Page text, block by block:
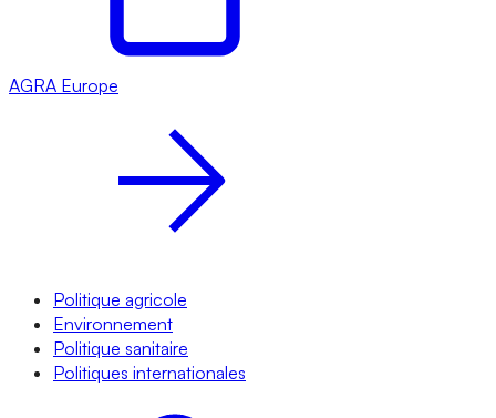
AGRA Europe
Politique agricole
Environnement
Politique sanitaire
Politiques internationales